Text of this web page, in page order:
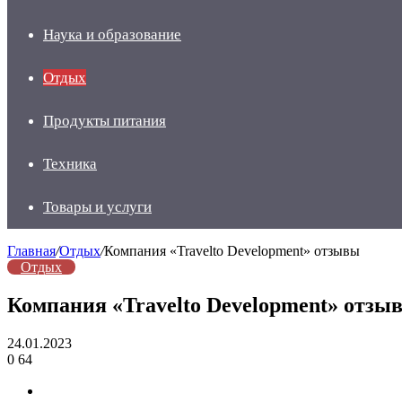
Наука и образование
Отдых
Продукты питания
Техника
Товары и услуги
Главная/Отдых/Компания «Travelto Development» отзывы
Отдых
Компания «Travelto Development»
24.01.2023
0 64